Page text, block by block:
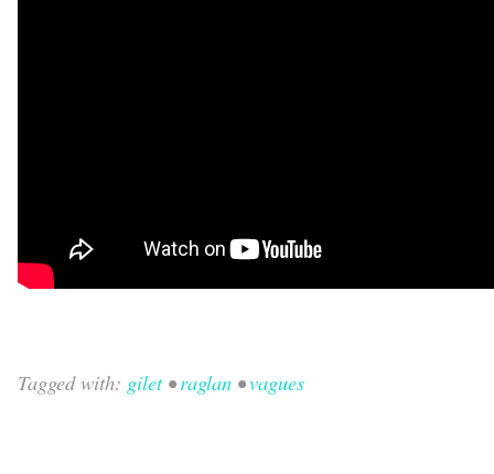
Tagged with: gilet•raglan •vagues